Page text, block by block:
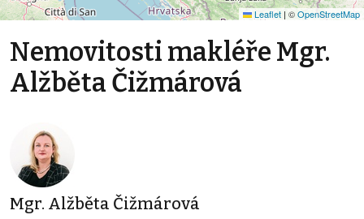
Leaflet | ©OpenStreetMap
Nemovitosti makléře Mgr.
Alžběta Čižmárová
Mgr. Alžběta Čižmárová